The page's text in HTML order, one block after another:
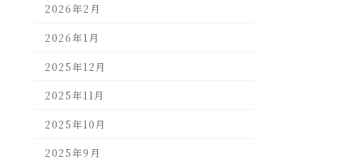
2026年2月
2026年1月
2025年12月
2025年11月
2025年10月
2025年9月